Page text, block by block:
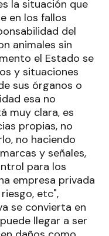
la situación que
en los fallos
del
animales sin
el Estado se
y situaciones
sus órganos o
esa no
muy clara, es
propias, no
no haciendo
y señales,
para los
empresa privada
etc",
se convierta en
llegar a ser